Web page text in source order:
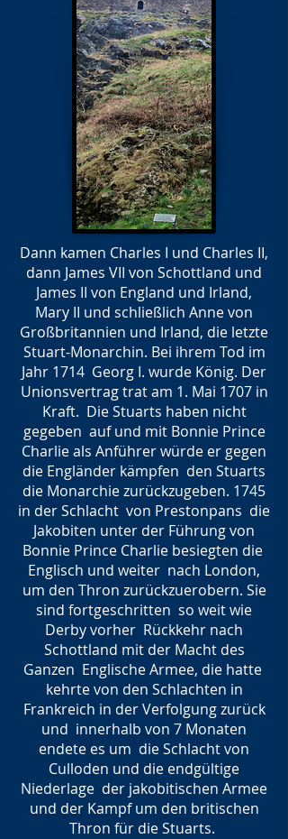
Dann kamen Charles I und Charles II,
dann James VII von Schottland und
James II von England und Irland,
Mary II und schließlich Anne von
Großbritannien und Irland, die letzte
Stuart-Monarchin. Bei ihrem Tod im
Jahr 1714 Georg I. wurde König. Der
Unionsvertrag trat am 1. Mai 1707 in
Kraft. Die Stuarts haben nicht
gegeben auf und mit Bonnie Prince
Charlie als Anführer würde er gegen
die Engländer kämpfen den Stuarts
die Monarchie zurückzugeben. 1745
in der Schlacht von Prestonpans die
Jakobiten unter der Führung von
Bonnie Prince Charlie besiegten die
Englisch und weiter nach London,
um den Thron zurückzuerobern. Sie
sind fortgeschritten so weit wie
Derby vorher Rückkehr nach
Schottland mit der Macht des
Ganzen Englische Armee, die hatte
kehrte von den Schlachten in
Frankreich in der Verfolgung zurück
und innerhalb von 7 Monaten
endete es um die Schlacht von
Culloden und die endgültige
Niederlage der jakobitischen Armee
und der Kampf um den britischen
Thron für die Stuarts.